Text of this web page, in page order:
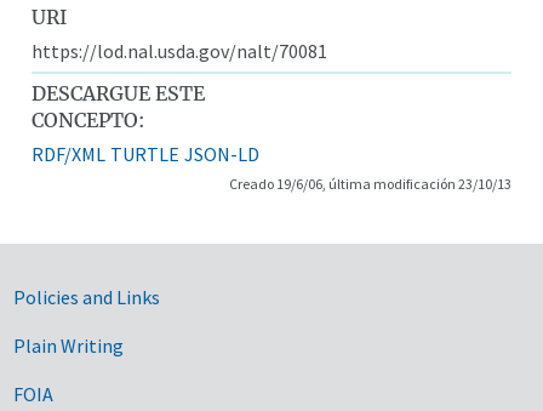
URI
https://lod.nal.usda.gov/nalt/70081
DESCARGUE ESTE
CONCEPTO:
RDF/XML TURTLE JSON-LD
Creado 19/6/06, última modificación 23/10/13
Government Links
Policies and Links
Plain Writing
FOIA